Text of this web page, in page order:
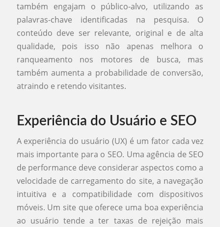
também engajam o público-alvo, utilizando as
palavras-chave identificadas na pesquisa. O
conteúdo deve ser relevante, original e de alta
qualidade, pois isso não apenas melhora o
ranqueamento nos motores de busca, mas
também aumenta a probabilidade de conversão,
atraindo e retendo visitantes.
Experiência do Usuário e SEO
A experiência do usuário (UX) é um fator cada vez
mais importante para o SEO. Uma agência de SEO
de performance deve considerar aspectos como a
velocidade de carregamento do site, a navegação
intuitiva e a compatibilidade com dispositivos
móveis. Um site que oferece uma boa experiência
ao usuário tende a ter taxas de rejeição mais